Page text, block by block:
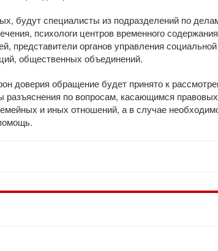
будут специалисты из подразделений по
психологи центров временного содержания
представители органов управления
общественных объединений.
доверия обращение будет принято к
разъяснения по вопросам, касающимся
и иных отношений, а в случае